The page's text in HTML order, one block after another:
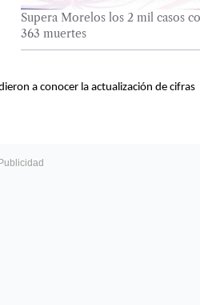
Supera Morelos los 2 mil casos
363 muertes
a conocer la actualización de cifras